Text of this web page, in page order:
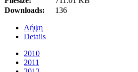
Downloads:
136
Λήψη
Details
2010
2011